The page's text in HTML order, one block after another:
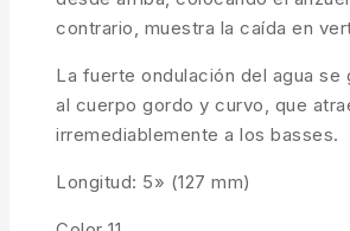
contrario, muestra la caída en
La fuerte ondulación del agua se
al cuerpo gordo y curvo, que
irremediablemente a los basses.
Longitud: 5» (127 mm)